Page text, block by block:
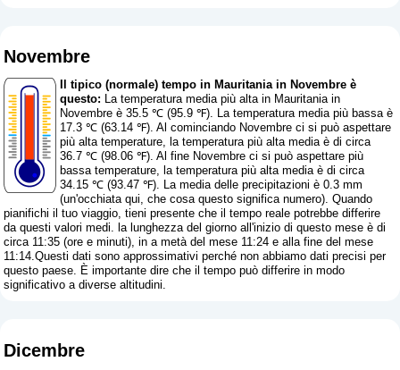
Novembre
Il tipico (normale) tempo in Mauritania in Novembre è
questo: La temperatura media più alta in Mauritania in
Novembre è 35.5 ℃ (95.9 ℉). La temperatura media più bassa è
17.3 ℃ (63.14 ℉). Al cominciando Novembre ci si può aspettare
più alta temperature, la temperatura più alta media è di circa
36.7 ℃ (98.06 ℉). Al fine Novembre ci si può aspettare più
bassa temperature, la temperatura più alta media è di circa
34.15 ℃ (93.47 ℉). La media delle precipitazioni è 0.3 mm
(un'occhiata qui, che cosa questo significa numero). Quando
pianifichi il tuo viaggio, tieni presente che il tempo reale potrebbe differire
da questi valori medi. la lunghezza del giorno all'inizio di questo mese è di
circa 11:35 (ore e minuti), in a metà del mese 11:24 e alla fine del mese
11:14.Questi dati sono approssimativi perché non abbiamo dati precisi per
questo paese. È importante dire che il tempo può differire in modo
significativo a diverse altitudini.
Dicembre